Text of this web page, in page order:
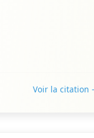
Voir la citation